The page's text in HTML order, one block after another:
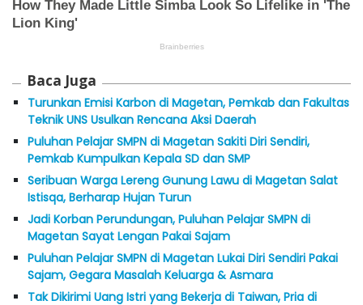
Baca Juga
Turunkan Emisi Karbon di Magetan, Pemkab dan Fakultas
Teknik UNS Usulkan Rencana Aksi Daerah
Puluhan Pelajar SMPN di Magetan Sakiti Diri Sendiri,
Pemkab Kumpulkan Kepala SD dan SMP
Seribuan Warga Lereng Gunung Lawu di Magetan Salat
Istisqa, Berharap Hujan Turun
Jadi Korban Perundungan, Puluhan Pelajar SMPN di
Magetan Sayat Lengan Pakai Sajam
Puluhan Pelajar SMPN di Magetan Lukai Diri Sendiri Pakai
Sajam, Gegara Masalah Keluarga & Asmara
Tak Dikirimi Uang Istri yang Bekerja di Taiwan, Pria di